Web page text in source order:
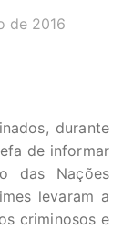
de 2016
durante
de informar
das Nações
levaram a
criminosos e